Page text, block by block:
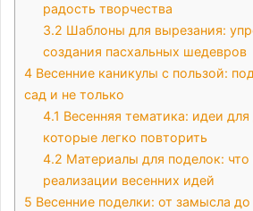
радость творчества
3.2 Шаблоны для вырезания:
создания пасхальных шедевров
4 Весенние каникулы с пользой:
сад и не только
4.1 Весенняя тематика: идеи для
которые легко повторить
4.2 Материалы для поделок: что
реализации весенних идей
5 Весенние поделки: от замысла